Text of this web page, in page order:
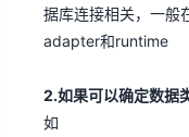
据库连接相关，一般
adapter和runtime
2.如果可以确定数据
如